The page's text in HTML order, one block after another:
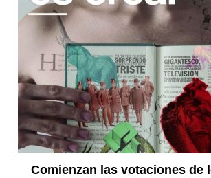
Comienzan las votaciones de